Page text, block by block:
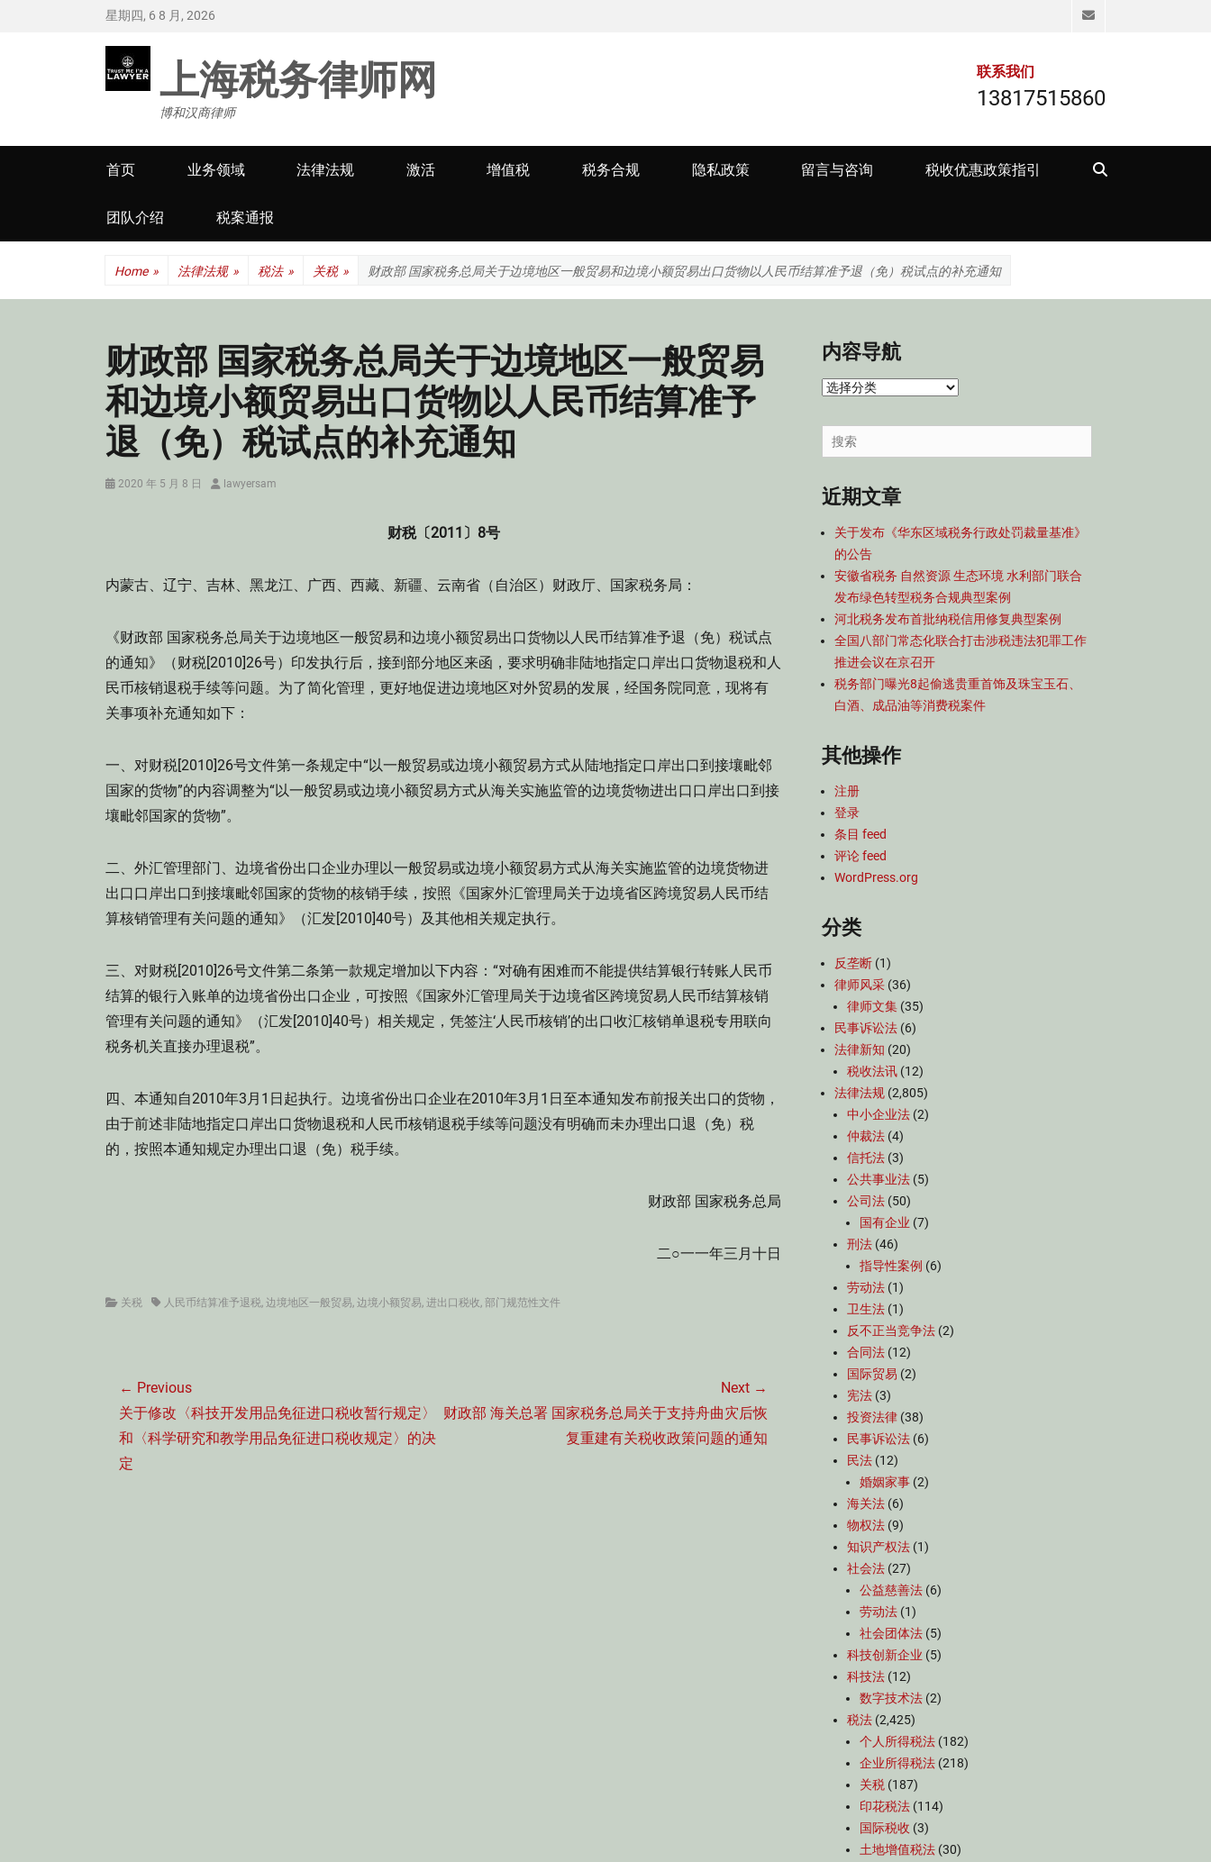
星期四, 6 8 月, 2026 Email
上海税务律师网
博和汉商律师
联系我们
13817515860
Primary
menu
首页 业务领域 法律法规 激活 增值税 税务合规 隐私政策 留言与咨询 税收优惠政策指引
团队介绍 税案通报
Home » 法律法规 » 税法 » 关税 » 财政部 国家税务总局关于边境地区一般贸易和边境小额贸易出口货物以人民币结算准予退（免）税试点的补充通知
财政部 国家税务总局关于边境地区一般贸易
和边境小额贸易出口货物以人民币结算准予
退（免）税试点的补充通知
Posted
2020 年 5 月 8 日 Authorlawyersam
财税〔2011〕8号
内蒙古、辽宁、吉林、黑龙江、广西、西藏、新疆、云南省（自治区）财政厅、国家税务局：
《财政部 国家税务总局关于边境地区一般贸易和边境小额贸易出口货物以人民币结算准予退（免）税试点
的通知》（财税[2010]26号）印发执行后，接到部分地区来函，要求明确非陆地指定口岸出口货物退税和人
民币核销退税手续等问题。为了简化管理，更好地促进边境地区对外贸易的发展，经国务院同意，现将有
关事项补充通知如下：
一、对财税[2010]26号文件第一条规定中“以一般贸易或边境小额贸易方式从陆地指定口岸出口到接壤毗邻
国家的货物”的内容调整为“以一般贸易或边境小额贸易方式从海关实施监管的边境货物进出口口岸出口到接
壤毗邻国家的货物”。
二、外汇管理部门、边境省份出口企业办理以一般贸易或边境小额贸易方式从海关实施监管的边境货物进
出口口岸出口到接壤毗邻国家的货物的核销手续，按照《国家外汇管理局关于边境省区跨境贸易人民币结
算核销管理有关问题的通知》（汇发[2010]40号）及其他相关规定执行。
三、对财税[2010]26号文件第二条第一款规定增加以下内容：“对确有困难而不能提供结算银行转账人民币
结算的银行入账单的边境省份出口企业，可按照《国家外汇管理局关于边境省区跨境贸易人民币结算核销
管理有关问题的通知》（汇发[2010]40号）相关规定，凭签注‘人民币核销’的出口收汇核销单退税专用联向
税务机关直接办理退税”。
四、本通知自2010年3月1日起执行。边境省份出口企业在2010年3月1日至本通知发布前报关出口的货物，
由于前述非陆地指定口岸出口货物退税和人民币核销退税手续等问题没有明确而未办理出口退（免）税
的，按照本通知规定办理出口退（免）税手续。
财政部 国家税务总局
二○一一年三月十日
Categories
关税 Tags人民币结算准予退税, 边境地区一般贸易, 边境小额贸易, 进出口税收, 部门规范性文件
章
导
航
← Previous
Previous
post:
关于修改〈科技开发用品免征进口税收暂行规定〉
和〈科学研究和教学用品免征进口税收规定〉的决
定
Next →
Next
财政部 海关总署 国家税务总局关于支持舟曲灾后恢
复重建有关税收政策问题的通知
内容导航
内
导
航
Search
for:
近期文章
关于发布《华东区域税务行政处罚裁量基准》
的公告
安徽省税务 自然资源 生态环境 水利部门联合
发布绿色转型税务合规典型案例
河北税务发布首批纳税信用修复典型案例
全国八部门常态化联合打击涉税违法犯罪工作
推进会议在京召开
税务部门曝光8起偷逃贵重首饰及珠宝玉石、
白酒、成品油等消费税案件
其他操作
注册
登录
条目 feed
评论 feed
WordPress.org
分类
反垄断 (1)
律师风采 (36)
律师文集 (35)
民事诉讼法 (6)
法律新知 (20)
税收法讯 (12)
法律法规 (2,805)
中小企业法 (2)
仲裁法 (4)
信托法 (3)
公共事业法 (5)
公司法 (50)
国有企业 (7)
刑法 (46)
指导性案例 (6)
劳动法 (1)
卫生法 (1)
反不正当竞争法 (2)
合同法 (12)
国际贸易 (2)
宪法 (3)
投资法律 (38)
民事诉讼法 (6)
民法 (12)
婚姻家事 (2)
海关法 (6)
物权法 (9)
知识产权法 (1)
社会法 (27)
公益慈善法 (6)
劳动法 (1)
社会团体法 (5)
科技创新企业 (5)
科技法 (12)
数字技术法 (2)
税法 (2,425)
个人所得税法 (182)
企业所得税法 (218)
关税 (187)
印花税法 (114)
国际税收 (3)
土地增值税法 (30)